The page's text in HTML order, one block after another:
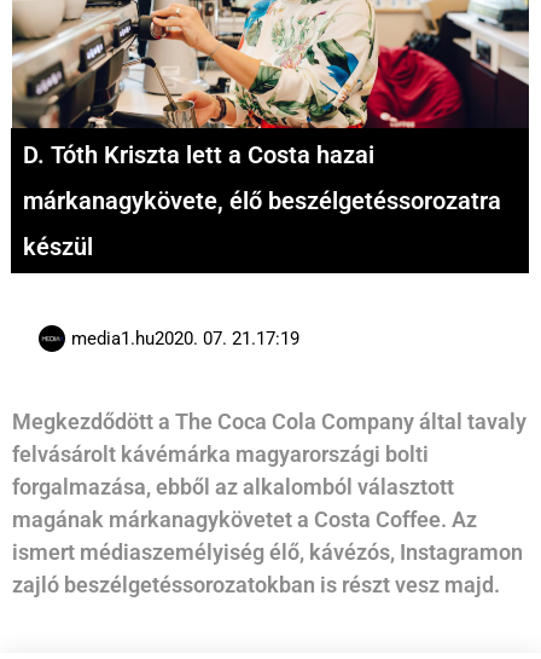
D. Tóth Kriszta lett a Costa hazai
márkanagykövete, élő beszélgetéssorozatra
készül
media1.hu2020. 07. 21.17:19
Megkezdődött a The Coca Cola Company által tavaly
felvásárolt kávémárka magyarországi bolti
forgalmazása, ebből az alkalomból választott
magának márkanagykövetet a Costa Coffee. Az
ismert médiaszemélyiség élő, kávézós, Instagramon
zajló beszélgetéssorozatokban is részt vesz majd.